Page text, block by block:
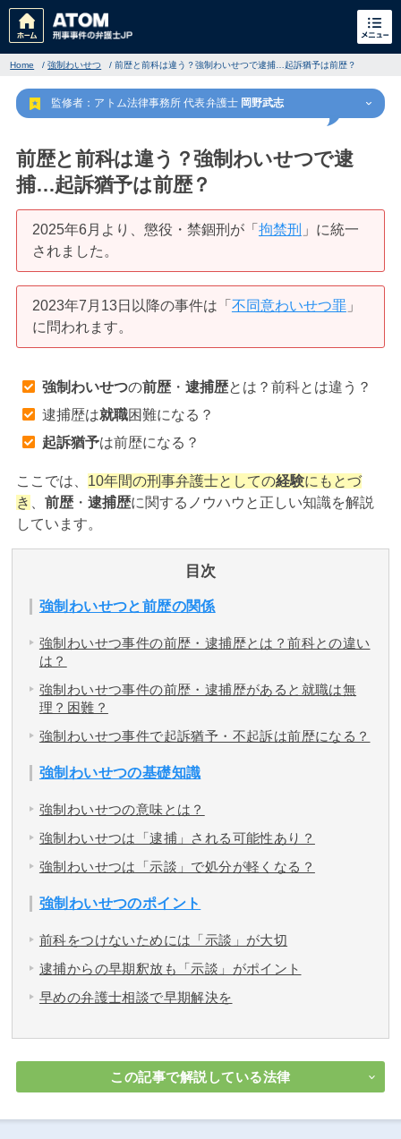
刑事事件 でお困りの方
刑事事件の無料相談
家族が逮捕された方はこちら
刑事事件の記事一覧
アトムについて知りたい方
弁護士紹介
弁護士費用
アクセス
解決実績
ご依頼者からのお手紙
無料相談の口コミ評判
Home /強制わいせつ /前歴と前科は違う？強制わいせつで逮捕…起訴猶予は前歴？
監修者：アトム法律事務所 代表弁護士 岡野武志
前歴と前科は違う？強制わいせつで逮
捕…起訴猶予は前歴？
2025年6月より、懲役・禁錮刑が「 拘禁刑 」に統一
されました。
2023年7月13日以降の事件は「 不同意わいせつ罪」
に問われます。
強制わいせつの前歴・ 逮捕歴とは？前科とは違う？
逮捕歴は就職困難になる？
起訴猶予は前歴になる？
ここでは、 10年間の刑事弁護士としての経験にもとづ
き
前歴・ 逮捕歴に関するノウハウと正しい知識を解説
しています。
目次
強制わいせつと前歴の関係
強制わいせつ事件の前歴・逮捕歴とは？前科との違い
は？
強制わいせつ事件の前歴・逮捕歴があると就職は無
理？困難？
強制わいせつ事件で起訴猶予・不起訴は前歴になる？
強制わいせつの基礎知識
強制わいせつの意味とは？
強制わいせつは「逮捕」される可能性あり？
強制わいせつは「示談」で処分が軽くなる？
強制わいせつのポイント
前科をつけないためには「示談」が大切
逮捕からの早期釈放も「示談」がポイント
早めの弁護士相談で早期解決を
この記事で解説している法律